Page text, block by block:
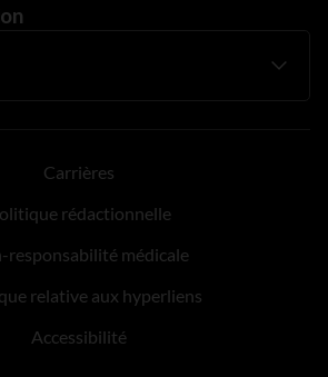
Carrières
rédactionnelle
responsabilité médicale
relative aux hyperliens
Accessibilité